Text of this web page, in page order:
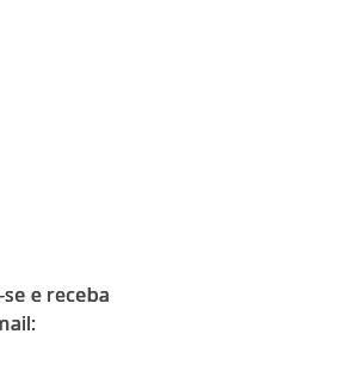
e receba